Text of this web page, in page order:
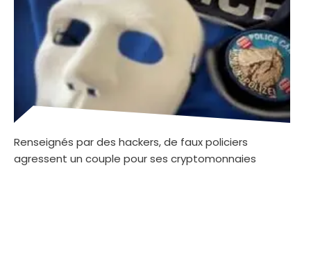
Renseignés par des hackers, de faux policiers
agressent un couple pour ses cryptomonnaies